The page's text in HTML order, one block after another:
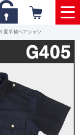
夏半袖ペアシャツ